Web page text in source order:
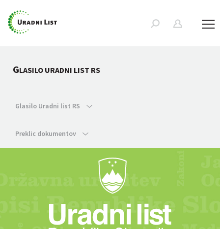
GLASILO URADNI LIST RS
Glasilo Uradni list RS
Preklic dokumentov